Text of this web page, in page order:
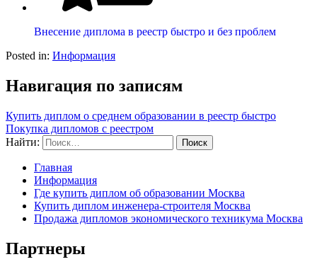
Внесение диплома в реестр быстро и без проблем
Posted in: Информация
Навигация по записям
Купить диплом о среднем образовании в реестр быстро
Покупка дипломов с реестром
Найти:
Главная
Информация
Где купить диплом об образовании Москва
Купить диплом инженера-строителя Москва
Продажа дипломов экономического техникума Москва
Партнеры